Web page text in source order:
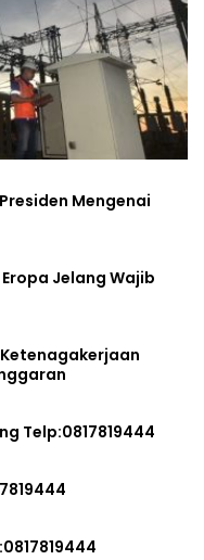
Mengenai
Jelang Wajib
Telp:0817819444